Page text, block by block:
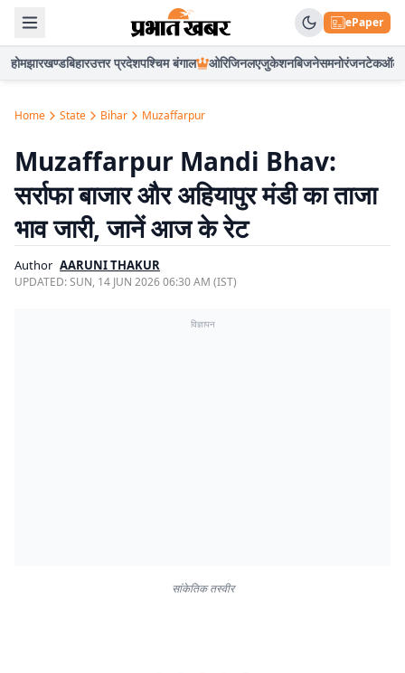
ePaper
होमझारखण्डबिहारउत्तर प्रदेशपश्चिम बंगाल ओरिजिनलएजुकेशनबिजनेसमनोरंजनटेकऑटो
Home State Bihar Muzaffarpur
Muzaffarpur Mandi Bhav:
सर्राफा बाजार और अहियापुर मंडी का ताजा
भाव जारी, जानें आज के रेट
Author AARUNI THAKUR
UPDATED:SUN, 14 JUN 2026 06:30 AM (IST)
विज्ञापन
सांकेतिक तस्वीर